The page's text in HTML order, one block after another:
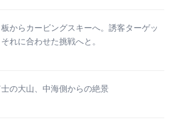
からカービングスキーへ。誘客ターゲッ
れに合わせた挑戦へと。
の大山、中海側からの絶景